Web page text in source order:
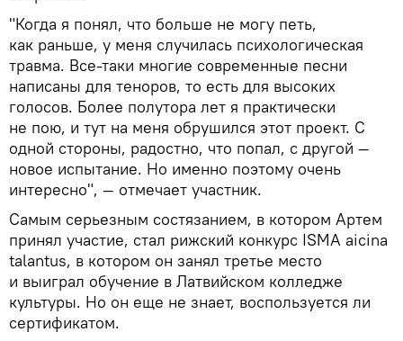
"Когда я понял, что больше не могу петь,
как раньше, у меня случилась психологическая
травма. Все-таки многие современные песни
написаны для теноров, то есть для высоких
голосов. Более полутора лет я практически
не пою, и тут на меня обрушился этот проект. С
одной стороны, радостно, что попал, с другой —
новое испытание. Но именно поэтому очень
интересно", — отмечает участник.
Самым серьезным состязанием, в котором Артем
принял участие, стал рижский конкурс ISMA aicina
talantus, в котором он занял третье место
и выиграл обучение в Латвийском колледже
культуры. Но он еще не знает, воспользуется ли
сертификатом.